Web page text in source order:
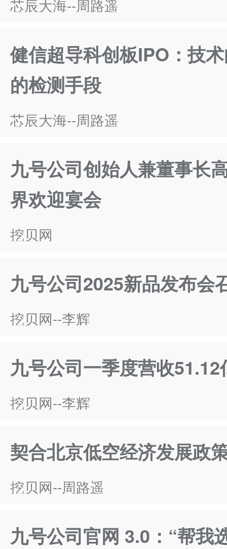
芯辰大海--周路遥
健信超导科创板IPO：技
的检测手段
芯辰大海--周路遥
九号公司创始人兼董事长
界欢迎宴会
挖贝网
九号公司2025新品发布会
挖贝网--李辉
九号公司一季度营收
挖贝网--李辉
契合北京低空经济发展政
挖贝网--周路遥
九号公司官网 3.0：“帮我